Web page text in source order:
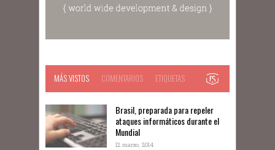
MÁS VISTOS COMENTARIOS ETIQUETAS
Brasil, preparada para repeler
ataques informáticos durante el
Mundial
12 marzo, 2014